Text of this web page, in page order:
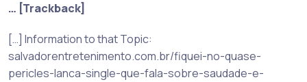
… [Trackback]
[…] Information to that Topic:
salvadorentretenimento.com.br/fiquei-no-quase-
pericles-lanca-single-que-fala-sobre-saudade-e-